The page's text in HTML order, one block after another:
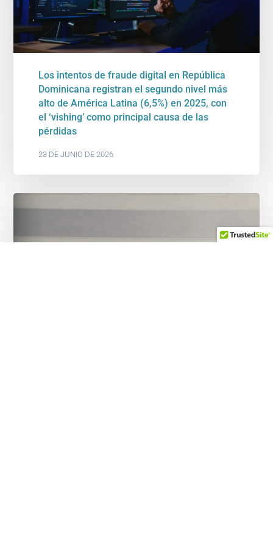
Los intentos de fraude digital en República
Dominicana registran el segundo nivel más
alto de América Latina (6,5%) en 2025, con
el ‘vishing’ como principal causa de las
pérdidas
23 DE JUNIO DE 2026